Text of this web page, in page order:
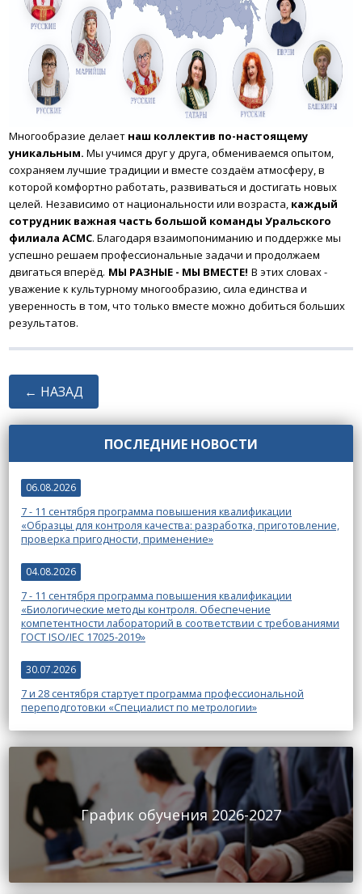
Многообразие делает наш коллектив по-настоящему
уникальным. Мы учимся друг у друга, обмениваемся опытом,
сохраняем лучшие традиции и вместе создаём атмосферу, в
которой комфортно работать, развиваться и достигать новых
целей. Независимо от национальности или возраста, каждый
сотрудник важная часть большой команды Уральского
филиала АСМС. Благодаря взаимопониманию и поддержке мы
успешно решаем профессиональные задачи и продолжаем
двигаться вперёд. МЫ РАЗНЫЕ - МЫ ВМЕСТЕ! В этих словах -
уважение к культурному многообразию, сила единства и
уверенность в том, что только вместе можно добиться больших
результатов.
← НАЗАД
ПОСЛЕДНИЕ НОВОСТИ
06.08.2026
7 - 11 сентября программа повышения квалификации
«Образцы для контроля качества: разработка, приготовление,
проверка пригодности, применение»
04.08.2026
7 - 11 сентября программа повышения квалификации
«Биологические методы контроля. Обеспечение
компетентности лабораторий в соответствии с требованиями
ГОСТ ISO/IEC 17025-2019»
30.07.2026
7 и 28 сентября стартует программа профессиональной
переподготовки «Специалист по метрологии»
График обучения 2026-2027